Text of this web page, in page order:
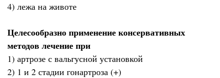
4) лежа на животе
Целесообразно применение консервативных
методов лечение при
1) артрозе с вальгусной установкой
2) 1 и 2 стадии гонартроза (+)